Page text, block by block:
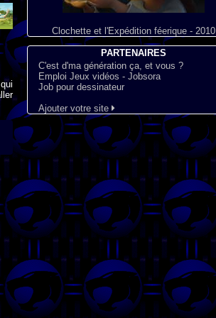
Clochette et l'Expédition féerique - 2010
PARTENAIRES
C'est d'ma génération ça, et vous ?
Emploi Jeux vidéos - Jobsora
Job pour dessinateur
Ajouter votre site